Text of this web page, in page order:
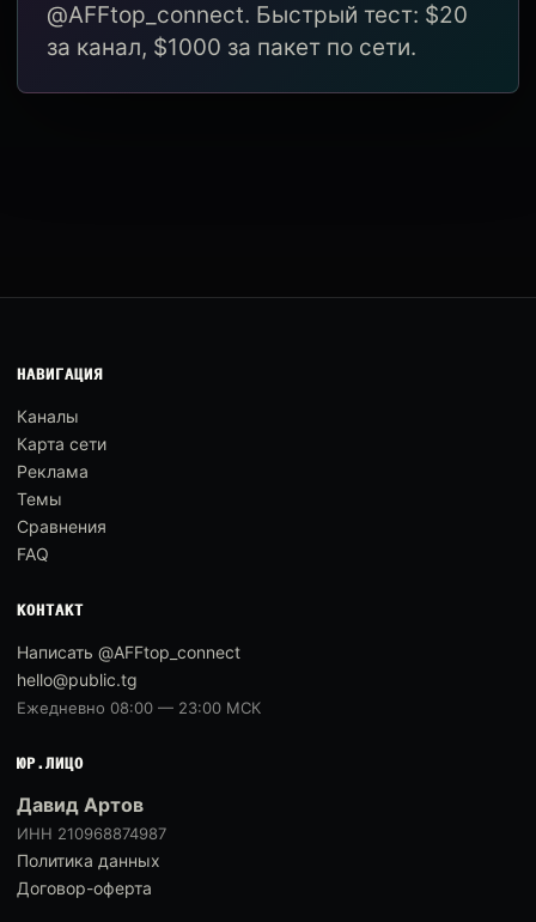
@AFFtop_connect. Быстрый тест: $20
за канал, $1000 за пакет по сети.
НАВИГАЦИЯ
Каналы
Карта сети
Реклама
Темы
Сравнения
FAQ
КОНТАКТ
Написать @AFFtop_connect
hello@public.tg
Ежедневно 08:00 — 23:00 МСК
ЮР.ЛИЦО
Давид Артов
ИНН 210968874987
Политика данных
Договор-оферта